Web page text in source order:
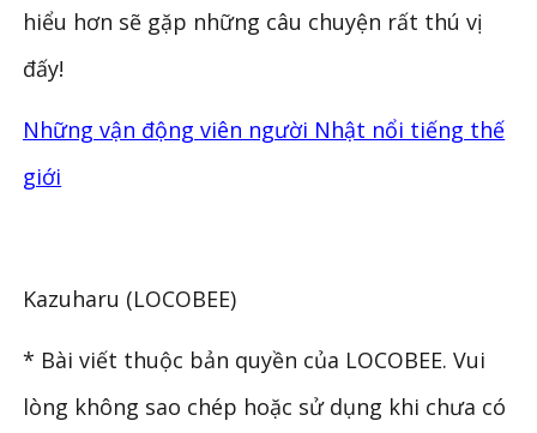
hiểu hơn sẽ gặp những câu chuyện rất thú vị
đấy!
Những vận động viên người Nhật nổi tiếng thế
giới
Kazuharu (LOCOBEE)
* Bài viết thuộc bản quyền của LOCOBEE. Vui
lòng không sao chép hoặc sử dụng khi chưa có